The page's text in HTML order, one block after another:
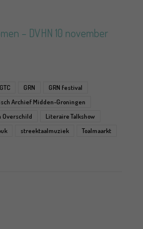
– DVHN 10 november
GRN
GRN festival
Archief Midden-Groningen
Overschild
Literaire Talkshow
streektaalmuziek
Toalmaarkt